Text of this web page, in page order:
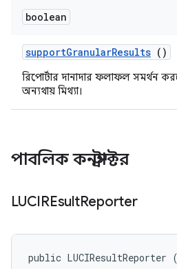
boolean
supportGranularResults ()
রিপোর্টার দানাদার ফলাফল সমর্থন
অন্যথায় মিথ্যা।
পাবলিক কনস্ট্রাক্টর
LUCIREsultReporter
public LUCIResultReporter